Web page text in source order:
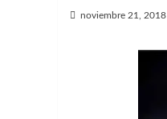
noviembre 21, 2018